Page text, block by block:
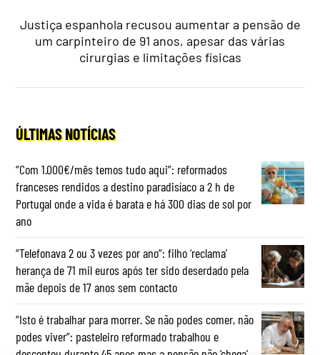
Justiça espanhola recusou aumentar a pensão de
um carpinteiro de 91 anos, apesar das várias
cirurgias e limitações físicas
ÚLTIMAS NOTÍCIAS
“Com 1.000€/mês temos tudo aqui”: reformados
franceses rendidos a destino paradisíaco a 2 h de
Portugal onde a vida é barata e há 300 dias de sol por
ano
“Telefonava 2 ou 3 vezes por ano”: filho ‘reclama’
herança de 71 mil euros após ter sido deserdado pela
mãe depois de 17 anos sem contacto
“Isto é trabalhar para morrer. Se não podes comer, não
podes viver”: pasteleiro reformado trabalhou e